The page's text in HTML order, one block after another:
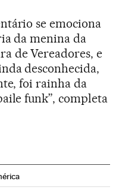
se emociona
da menina da
de Vereadores, e
desconhecida,
foi rainha da
funk”, completa